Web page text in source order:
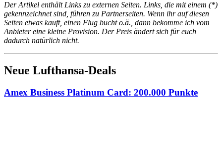
Der Artikel enthält Links zu externen Seiten. Links, die mit einem (*)
gekennzeichnet sind, führen zu Partnerseiten. Wenn ihr auf diesen
Seiten etwas kauft, einen Flug bucht o.ä., dann bekomme ich vom
Anbieter eine kleine Provision. Der Preis ändert sich für euch
dadurch natürlich nicht.
Neue Lufthansa-Deals
Amex Business Platinum Card: 200.000 Punkte